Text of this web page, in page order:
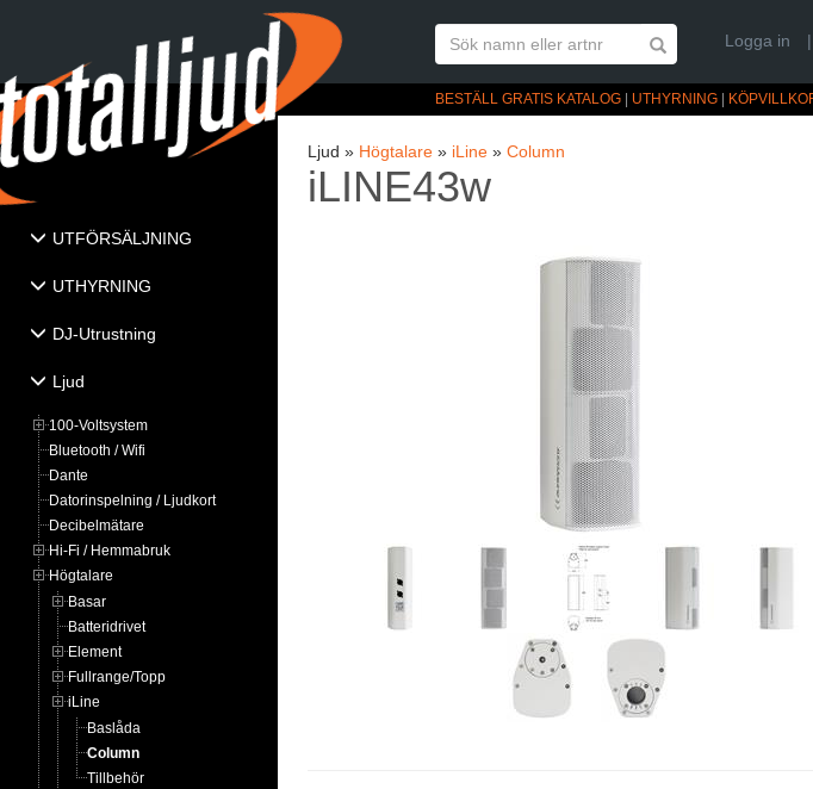
Logga in |
BESTÄLL GRATIS KATALOG UTHYRNING
UTFÖRSÄLJNING
UTHYRNING
DJ-Utrustning
Ljud
100-Voltsystem
Bluetooth / Wifi
Dante
Datorinspelning / Ljudkort
Decibelmätare
Hi-Fi / Hemmabruk
Högtalare
Basar
Batteridrivet
Element
Fullrange/Topp
iLine
Baslåda
Column
Tillbehör
Ljud » Högtalare » iLine »Column
iLINE43w